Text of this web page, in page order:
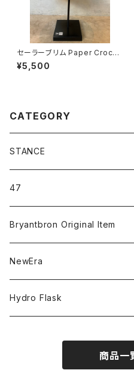
セーラーブリム Paper Croche
t Hat ブラック
¥5,500
CATEGORY
STANCE
ICON＆OG
MLB
NBA
COLLABORATION
47
CLEAN UP
MVP
CAPTAIN
Bryantbron Original Item
T-Shirt
Shorts
NewEra
59FIFTY
Hydro Flask
商品一